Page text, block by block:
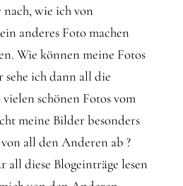
wie ich von
anderes Foto machen
Wie können meine Fotos
sehe ich dann all die
schönen Fotos vom
meine Bilder besonders
all den Anderen ab ?
all diese Blogeinträge lesen